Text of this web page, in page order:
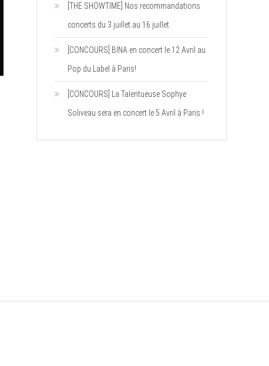
[THE SHOWTIME] Nos recommandations
concerts du 3 juillet au 16 juillet.
[CONCOURS] BINA en concert le 12 Avril au
Pop du Label à Paris!
[CONCOURS] La Talentueuse Sophye
Soliveau sera en concert le 5 Avril à Paris !